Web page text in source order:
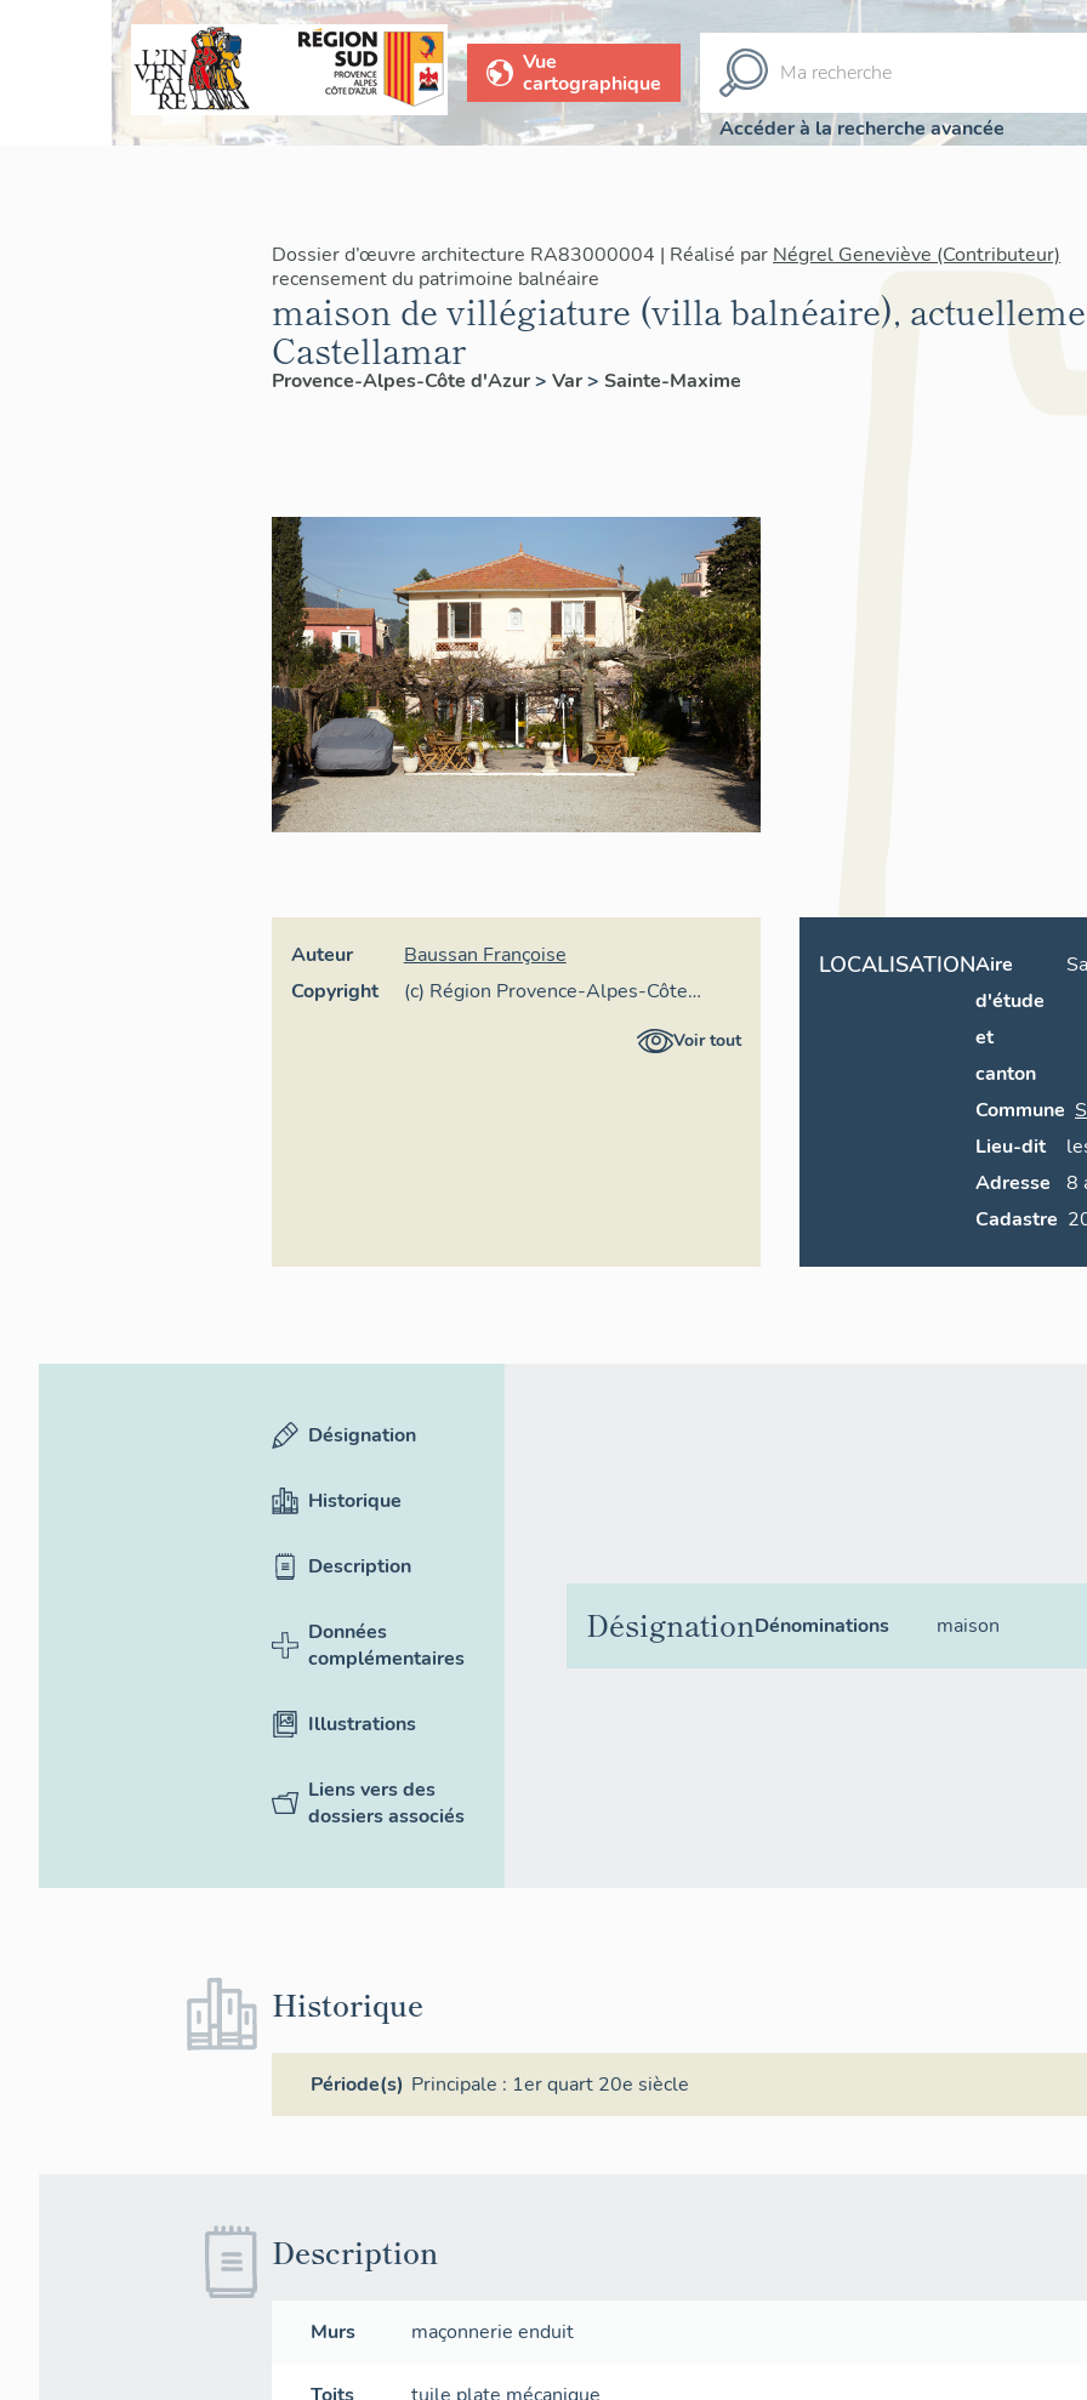
Vue
cartographique
Accéder à la recherche avancée
Dossier d’œuvre architecture RA83000004 | Réalisé par Négrel Geneviève (Contributeur)
recensement du patrimoine balnéaire
maison de villégiature (villa balnéaire),
Castellamar
Provence-Alpes-Côte d'Azur> Var> Sainte-Maxime
Auteur
Baussan Françoise
Copyright
(c) Région Provence-Alpes-Côte
Voir tout
LOCALISATIONAire
d'étude
et
canton
Commune
Lieu-dit
Adresse
8
Cadastre
Désignation
Historique
Description
Données
complémentaires
Illustrations
Liens vers des
dossiers associés
DésignationDénominations maison
Historique
Période(s) Principale : 1er quart 20e siècle
Description
Murs maçonnerie enduit